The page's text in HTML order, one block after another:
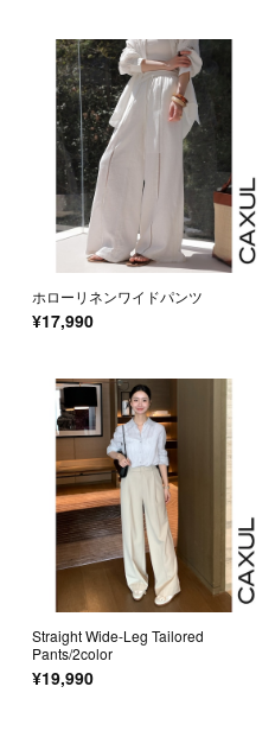
ホローリネンワイドパンツ
¥17,990
Straight Wide-Leg Tailored
Pants/2color
¥19,990